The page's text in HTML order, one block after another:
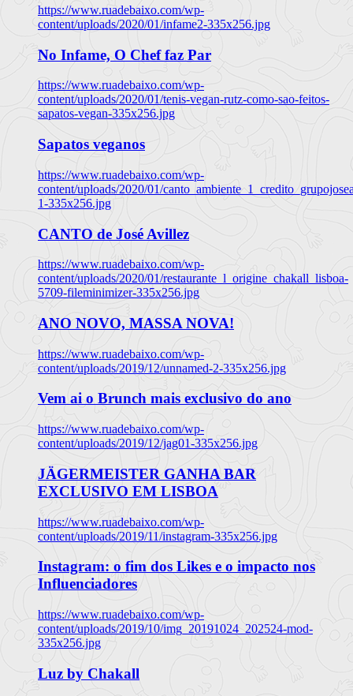
https://www.ruadebaixo.com/wp-
content/uploads/2020/01/infame2-335x256.jpg
No Infame, O Chef faz Par
https://www.ruadebaixo.com/wp-
content/uploads/2020/01/tenis-vegan-rutz-como-sao-feitos-
sapatos-vegan-335x256.jpg
Sapatos veganos
https://www.ruadebaixo.com/wp-
content/uploads/2020/01/
1-335x256.jpg
CANTO de José Avillez
https://www.ruadebaixo.com/wp-
content/uploads/2020/01/restaurante_l_origine_chakall_lisboa-
5709-fileminimizer-335x256.jpg
ANO NOVO, MASSA NOVA!
https://www.ruadebaixo.com/wp-
content/uploads/2019/12/unnamed-2-335x256.jpg
Vem ai o Brunch mais exclusivo do ano
https://www.ruadebaixo.com/wp-
content/uploads/2019/12/jag01-335x256.jpg
JÄGERMEISTER GANHA BAR
EXCLUSIVO EM LISBOA
https://www.ruadebaixo.com/wp-
content/uploads/2019/11/instagram-335x256.jpg
Instagram: o fim dos Likes e o impacto nos
Influenciadores
https://www.ruadebaixo.com/wp-
content/uploads/2019/10/img_20191024_202524-mod-
335x256.jpg
Luz by Chakall